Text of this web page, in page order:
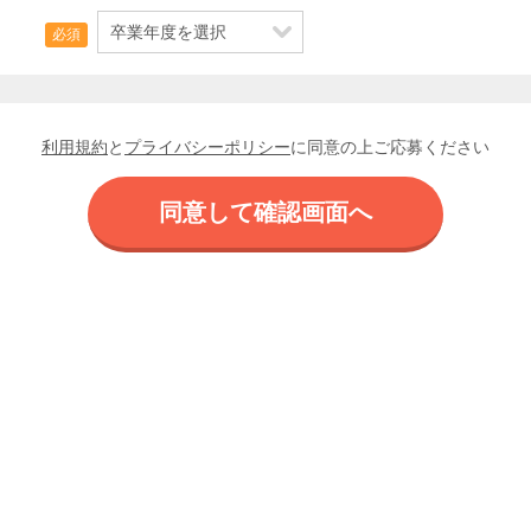
必須
利用規約と プライバシーポリシーに同意の上ご応募ください
同意して確認画面へ